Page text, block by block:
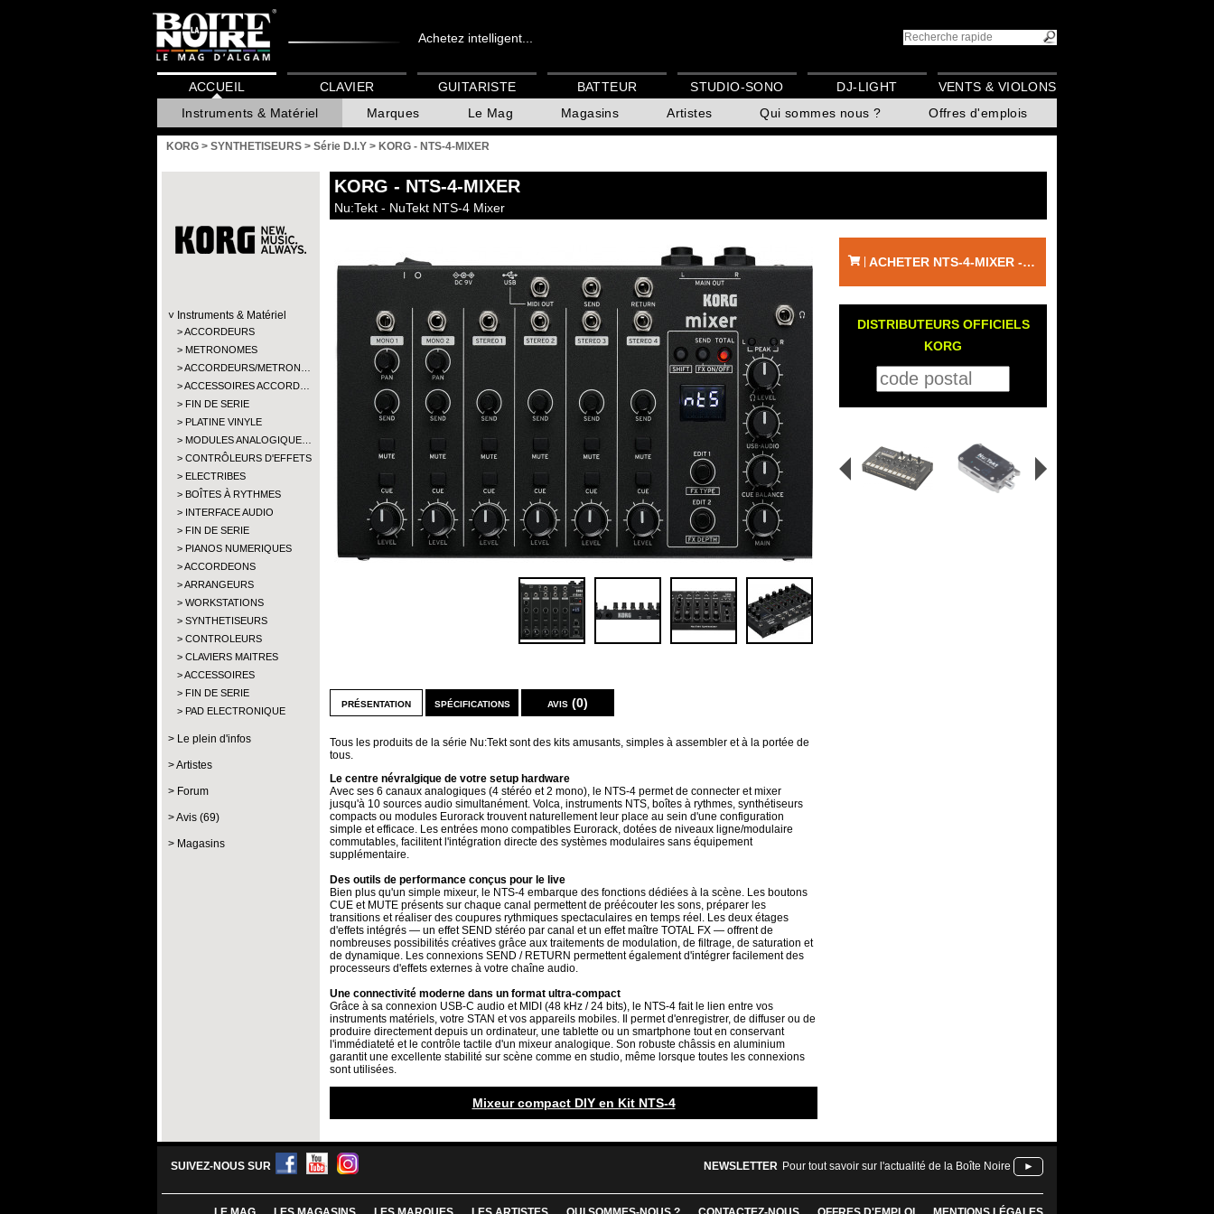
Achetez intelligent...
ACCUEIL
Instruments & Matériel
Marques Le Mag Magasins Artistes Qui sommes nous ? Offres d'emplois
CLAVIER GUITARISTE BATTEUR STUDIO-SONO DJ-LIGHT VENTS & VIOLONS
KORG > SYNTHETISEURS > Série D.I.Y > KORG - NTS-4-MIXER
Instruments & Matériel
ACCORDEURS
METRONOMES
ACCORDEURS/METRON…
ACCESSOIRES ACCORD…
FIN DE SERIE
PLATINE VINYLE
MODULES ANALOGIQUE…
CONTRÔLEURS D'EFFETS
ELECTRIBES
BOÎTES À RYTHMES
INTERFACE AUDIO
FIN DE SERIE
PIANOS NUMERIQUES
ACCORDEONS
ARRANGEURS
WORKSTATIONS
SYNTHETISEURS
CONTROLEURS
CLAVIERS MAITRES
ACCESSOIRES
FIN DE SERIE
PAD ELECTRONIQUE
Le plein d'infos
Artistes
Forum
Avis (69)
Magasins
KORG - NTS-4-MIXER
Nu:Tekt - NuTekt NTS-4 Mixer
présentation
Tous les produits de la série Nu:Tekt sont des kits amusants, simples à assembler et à la portée de
tous.
Le centre névralgique de votre setup hardware
Avec ses 6 canaux analogiques (4 stéréo et 2 mono), le NTS-4 permet de connecter et mixer
jusqu'à 10 sources audio simultanément. Volca, instruments NTS, boîtes à rythmes, synthétiseurs
compacts ou modules Eurorack trouvent naturellement leur place au sein d'une configuration
simple et efficace. Les entrées mono compatibles Eurorack, dotées de niveaux ligne/modulaire
commutables, facilitent l'intégration directe des systèmes modulaires sans équipement
supplémentaire.
Des outils de performance conçus pour le live
Bien plus qu'un simple mixeur, le NTS-4 embarque des fonctions dédiées à la scène. Les boutons
CUE et MUTE présents sur chaque canal permettent de préécouter les sons, préparer les
transitions et réaliser des coupures rythmiques spectaculaires en temps réel. Les deux étages
d'effets intégrés — un effet SEND stéréo par canal et un effet maître TOTAL FX — offrent de
nombreuses possibilités créatives grâce aux traitements de modulation, de filtrage, de saturation et
de dynamique. Les connexions SEND / RETURN permettent également d'intégrer facilement des
processeurs d'effets externes à votre chaîne audio.
Une connectivité moderne dans un format ultra-compact
Grâce à sa connexion USB-C audio et MIDI (48 kHz / 24 bits), le NTS-4 fait le lien entre vos
instruments matériels, votre STAN et vos appareils mobiles. Il permet d'enregistrer, de diffuser ou de
produire directement depuis un ordinateur, une tablette ou un smartphone tout en conservant
l'immédiateté et le contrôle tactile d'un mixeur analogique. Son robuste châssis en aluminium
garantit une excellente stabilité sur scène comme en studio, même lorsque toutes les connexions
sont utilisées.
spécifications avis (0)
Mixeur compact DIY en Kit NTS-4
ACHETER NTS-4-MIXER - KORG
DISTRIBUTEURS OFFICIELS
KORG
SUIVEZ-NOUS SUR NEWSLETTER Pour tout savoir sur l'actualité de la Boîte Noire ►